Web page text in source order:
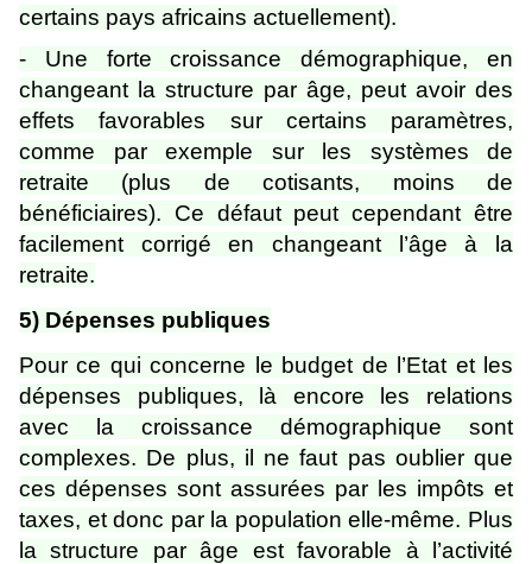
certains pays africains actuellement).
- Une forte croissance démographique, en
changeant la structure par âge, peut avoir des
effets favorables sur certains paramètres,
comme par exemple sur les systèmes de
retraite (plus de cotisants, moins de
bénéficiaires). Ce défaut peut cependant être
facilement corrigé en changeant l’âge à la
retraite.
5) Dépenses publiques
Pour ce qui concerne le budget de l’Etat et les
dépenses publiques, là encore les relations
avec la croissance démographique sont
complexes. De plus, il ne faut pas oublier que
ces dépenses sont assurées par les impôts et
taxes, et donc par la population elle-même. Plus
la structure par âge est favorable à l’activité